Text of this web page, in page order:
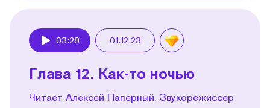
03:28 01.12.23
Глава 12. Как-то ночью
Читает Алексей Паперный. Звукорежиссер